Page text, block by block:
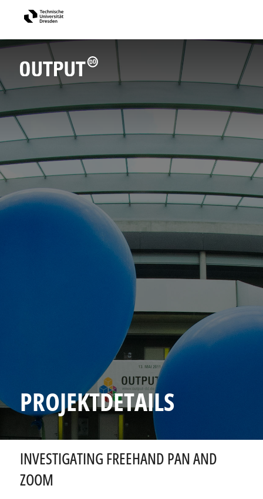
PROJEKTDETAILS
INVESTIGATING FREEHAND PAN AND
ZOOM